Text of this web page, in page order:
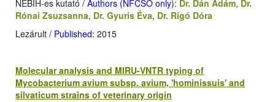
NÉBIH-es kutató / Authors (NFCSO only): Dr. Dán Ádám, Dr.
Rónai Zsuzsanna, Dr. Gyuris Éva, Dr. Rigó Dóra
Lezárult / Published: 2015
Molecular analysis and MIRU-VNTR typing of
Mycobacterium avium subsp. avium, 'hominissuis' and
silvaticum strains of veterinary origin